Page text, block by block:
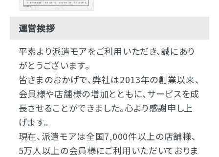
運営挨拶
平素より派遣モアをご利用いただき、誠にあり
がとうございます。
皆さまのおかげで、弊社は2013年の創業以来、
会員様や店舗様の増加とともに、サービスを成
長させることができました。心より感謝申し上
げます。
現在、派遣モアは全国7,000件以上の店舗様、
5万人以上の会員様にご利用いただいておりま